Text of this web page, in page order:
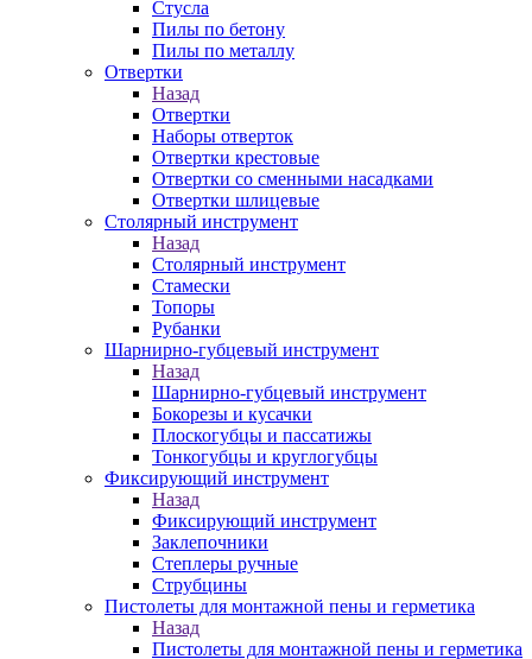
Стусла
Пилы по бетону
Пилы по металлу
Отвертки
Назад
Отвертки
Наборы отверток
Отвертки крестовые
Отвертки со сменными насадками
Отвертки шлицевые
Столярный инструмент
Назад
Столярный инструмент
Стамески
Топоры
Рубанки
Шарнирно-губцевый инструмент
Назад
Шарнирно-губцевый инструмент
Бокорезы и кусачки
Плоскогубцы и пассатижы
Тонкогубцы и круглогубцы
Фиксирующий инструмент
Назад
Фиксирующий инструмент
Заклепочники
Степлеры ручные
Струбцины
Пистолеты для монтажной пены и герметика
Назад
Пистолеты для монтажной пены и герметика